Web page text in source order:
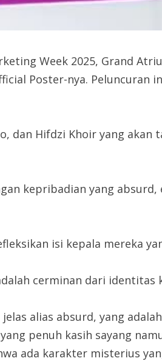
Week 2025, Grand
Poster-nya. Peluncuran
dan Hifdzi Khoir yang akan
kepribadian yang absurd,
isi kepala mereka
cerminan dari identitas
alias absurd, yang
penuh kasih sayang
ada karakter misterius